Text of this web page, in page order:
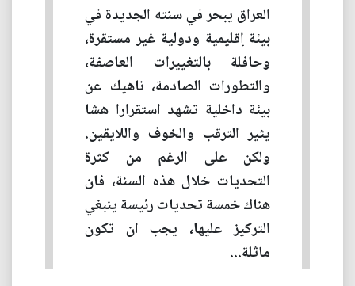
العراق يبحر في سنته الجديدة في
بيئة إقليمية ودولية غير مستقرة،
وحافلة بالتغييرات العاصفة،
والتطورات الصادمة، ناهيك عن
بيئة داخلية تشهد استقرارا هشا
يثير الترقب والخوف واللايقين.
ولكن على الرغم من كثرة
التحديات خلال هذه السنة، فان
هناك خمسة تحديات رئيسة ينبغي
التركيز عليها، يجب ان تكون
ماثلة...